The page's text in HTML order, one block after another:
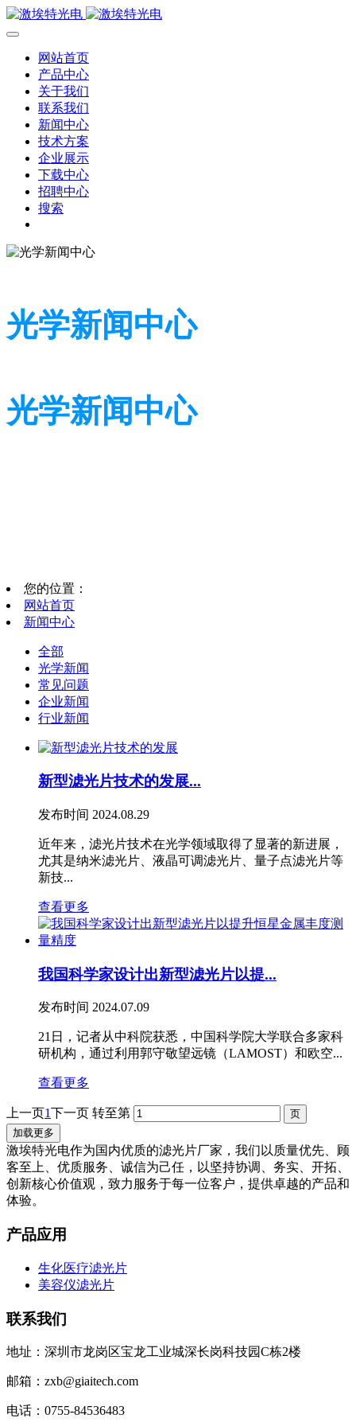
网站首页
产品中心
关于我们
联系我们
新闻中心
技术方案
企业展示
下载中心
招聘中心
搜索
光学新闻中心
光学新闻中心
您的位置：
网站首页
新闻中心
全部
光学新闻
常见问题
企业新闻
行业新闻
新型滤光片技术的发展...
发布时间 2024.08.29
近年来，滤光片技术在光学领域取得了显著的新进展，
尤其是纳米滤光片、液晶可调滤光片、量子点滤光片等
新技...
查看更多
我国科学家设计出新型滤光片以提...
发布时间 2024.07.09
21日，记者从中科院获悉，中国科学院大学联合多家科
研机构，通过利用郭守敬望远镜（LAMOST）和欧空...
查看更多
上一页1下一页 转至第
加载更多
激埃特光电作为国内优质的滤光片厂家，我们以质量优先、顾
客至上、优质服务、诚信为己任，以坚持协调、务实、开拓、
创新核心价值观，致力服务于每一位客户，提供卓越的产品和
体验。
产品应用
生化医疗滤光片
美容仪滤光片
联系我们
地址：深圳市龙岗区宝龙工业城深长岗科技园C栋2楼
邮箱：zxb@giaitech.com
电话：0755-84536483